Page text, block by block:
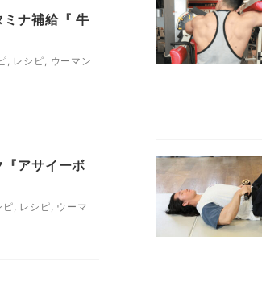
ナ補給『 牛
, レシピ, ウーマン
アサイーボ
ピ, レシピ, ウーマ